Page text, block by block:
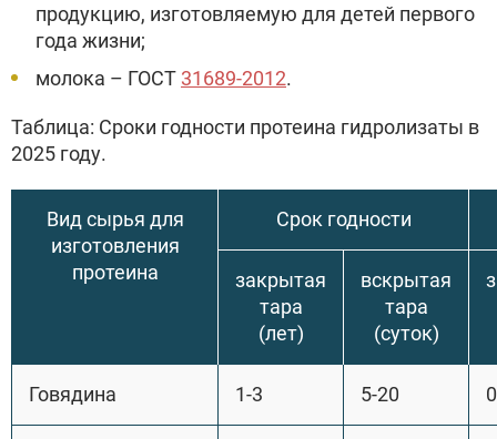
продукцию, изготовляемую для детей первого
года жизни;
молока – ГОСТ 31689-2012.
Таблица: Сроки годности протеина гидролизаты в
2025 году.
Вид сырья для
изготовления
протеина
Срок годности
закрытая
тара
(лет)
вскрытая
тара
(суток)
Говядина 1-3 5-20